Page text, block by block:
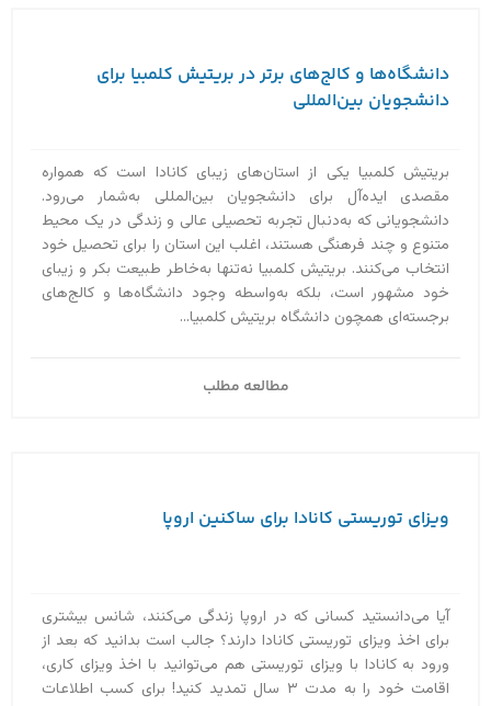
دانشگاه‌ها و کالج‌های برتر در بریتیش کلمبیا برای
دانشجویان بین‌المللی
بریتیش کلمبیا یکی از استان‌های زیبای کانادا است که همواره
مقصدی ایده‌آل برای دانشجویان بین‌المللی به‌‌شمار می‌رود.
دانشجویانی که به‌دنبال تجربه تحصیلی عالی و زندگی در یک محیط
متنوع و چند فرهنگی هستند، اغلب این استان را برای تحصیل خود
انتخاب می‌کنند. بریتیش کلمبیا نه‌تنها به‌خاطر طبیعت بکر و زیبای
خود مشهور است، بلکه به‌واسطه وجود دانشگاه‌ها و کالج‌های
برجسته‌ای همچون دانشگاه بریتیش کلمبیا...
مطالعه مطلب
ویزای توریستی کانادا برای ساکنین اروپا
آیا می‌دانستید کسانی که در اروپا زندگی می‌کنند، شانس بیشتری
برای اخذ ویزای توریستی کانادا دارند؟ جالب است بدانید که بعد از
ورود به کانادا با ویزای توریستی هم می‌توانید با اخذ ویزای کاری،
اقامت خود را به مدت ۳ سال تمدید کنید! برای کسب اطلاعات